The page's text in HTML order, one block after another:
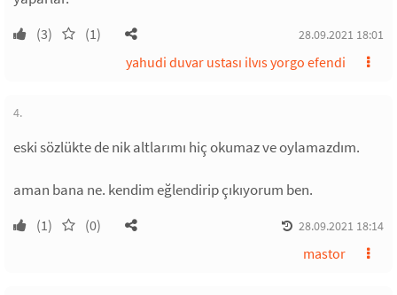
(3) (1) 28.09.2021 18:01
yahudi duvar ustası ilvıs yorgo efendi
4.
eski sözlükte de nik altlarımı hiç okumaz ve oylamazdım.
aman bana ne. kendim eğlendirip çıkıyorum ben.
(1) (0) 28.09.2021 18:14
mastor